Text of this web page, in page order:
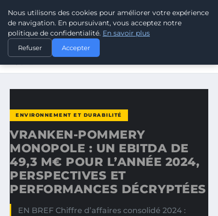
CLIMATE RESPONSE BLOG
ACCUEIL
ENVIRONNEMENT ET DURABILITÉ
VRANKEN-POMMERY MONOPOLE : UN EBITDA DE 49,3 M€
ENVIRONNEMENT ET DURABILITÉ
VRANKEN-POMMERY
MONOPOLE : UN EBITDA DE
49,3 M€ POUR L’ANNÉE 2024,
PERSPECTIVES ET
PERFORMANCES DÉCRYPTÉES
EN BREF Chiffre d’affaires consolidé 2024 :
Nous utilisons des cookies pour améliorer votre expérience
de navigation. En poursuivant, vous acceptez notre
politique de confidentialité. En savoir plus
Refuser Accepter